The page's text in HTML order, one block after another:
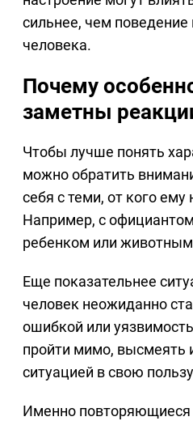
сильнее, чем поведение
человека.
Почему
заметны
Чтобы лучше понять
можно обратить
себя с теми, от кого ему
Например, с
ребенком или
Еще показательнее
человек неожиданно
ошибкой или
пройти мимо, высмеять
ситуацией в свою
Именно повторяющиеся